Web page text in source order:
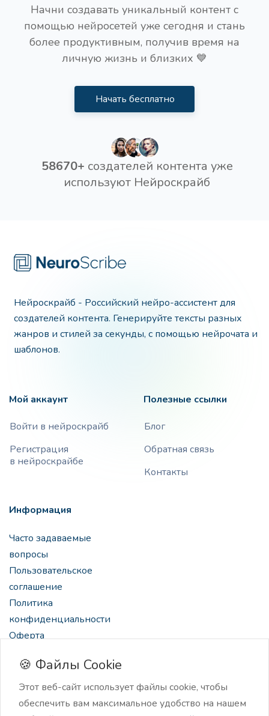
Начни создавать уникальный контент с
помощью нейросетей уже сегодня и стань
более продуктивным, получив время на
личную жизнь и близких 💙
Начать бесплатно
58670+ создателей контента уже
используют Нейроскрайб
Нейроскрайб - Российский нейро-ассистент для
создателей контента. Генерируйте тексты разных
жанров и стилей за секунды, с помощью нейрочата и
шаблонов.
Мой аккаунт
Войти в нейроскрайб
Регистрация
в нейроскрайбе
Полезные ссылки
Блог
Обратная связь
Контакты
Информация
Часто задаваемые
вопросы
Пользовательское
соглашение
Политика
конфиденциальности
Оферта
2024 Нейроскрайб, нейро-ассистент для создателей
🍪 Файлы Cookie
Этот веб-сайт использует файлы cookie, чтобы
обеспечить вам максимальное удобство на нашем